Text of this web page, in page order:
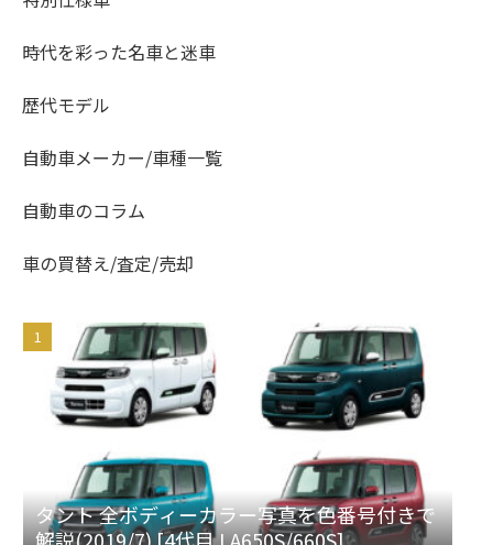
時代を彩った名車と迷車
歴代モデル
自動車メーカー/車種一覧
自動車のコラム
車の買替え/査定/売却
タント 全ボディーカラー写真を色番号付きで